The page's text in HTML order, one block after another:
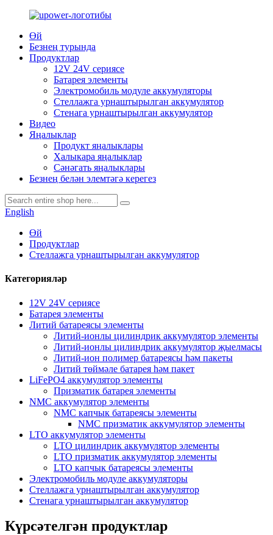
Өй
Безнең турында
Продуктлар
12V 24V сериясе
Батарея элементы
Электромобиль модуле аккумуляторы
Стеллажга урнаштырылган аккумулятор
Стенага урнаштырылган аккумулятор
Видео
Яңалыклар
Продукт яңалыклары
Халыкара яңалыклар
Сәнәгать яңалыклары
Безнең белән элемтәгә керегез
English
Өй
Продуктлар
Стеллажга урнаштырылган аккумулятор
Категорияләр
12V 24V сериясе
Батарея элементы
Литий батареясы элементы
Литий-ионлы цилиндрик аккумулятор элементы
Литий-ионлы цилиндрик аккумулятор җыелмасы
Литий-ион полимер батареясы һәм пакеты
Литий төймәле батарея һәм пакет
LiFePO4 аккумулятор элементы
Призматик батарея элементы
NMC аккумулятор элементы
NMC капчык батареясы элементы
NMC призматик аккумулятор элементы
LTO аккумулятор элементы
LTO цилиндрик аккумулятор элементы
LTO призматик аккумулятор элементы
LTO капчык батареясы элементы
Электромобиль модуле аккумуляторы
Стеллажга урнаштырылган аккумулятор
Стенага урнаштырылган аккумулятор
Күрсәтелгән продуктлар